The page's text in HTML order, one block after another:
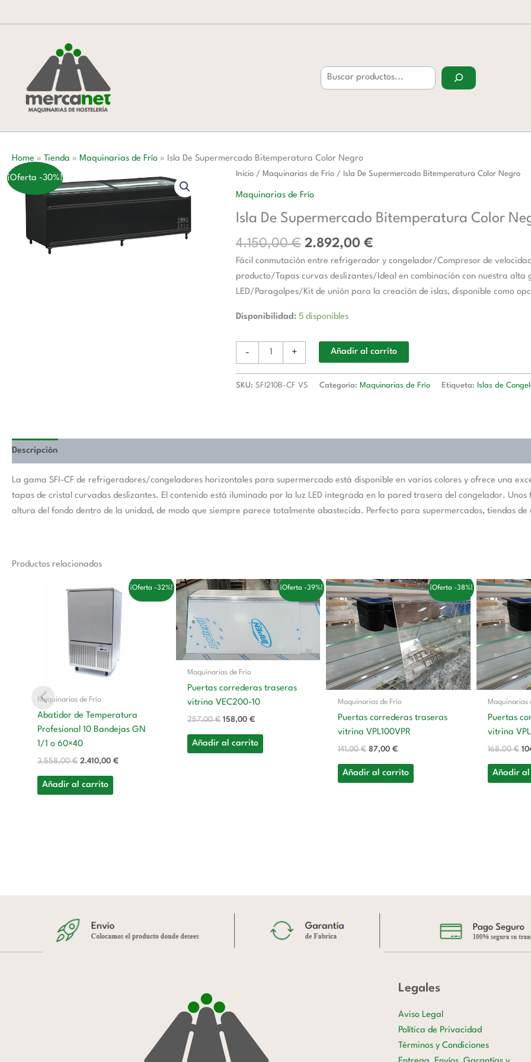
al
Home » Tienda » Maquinarias de Frío » Isla De Supermercado Bitemperatura Color Negro
¡Oferta -30%! Inicio / Maquinarias de Frío / Isla De Supermercado Bitemperatura Color Negro
Maquinarias de Frío
Isla De Supermercado Bitemperatura Color
4.150,00€
El
precio
era:
4.150,00 €.
2.892,00€
El
es:
Fácil conmutación entre refrigerador y congelador/Compresor de
producto/Tapas curvas deslizantes/Ideal en combinación con nuestra
LED/Paragolpes/Kit de unión para la creación de islas, disponible como
Disponibilidad: 5 disponibles
-
Isla
Bitemperatura
cantidad
+ Añadir al carrito
SKU:SFI210B-CF VS Categoría: Maquinarias de Frío Etiqueta: Islas de
Descripción
La gama SFI-CF de refrigeradores/congeladores horizontales para supermercado está disponible en varios colores y ofrece una
tapas de cristal curvadas deslizantes. El contenido está iluminado por la luz LED integrada en la pared trasera del congelador.
altura del fondo dentro de la unidad, de modo que siempre parece totalmente abastecida. Perfecto para supermercados, tiendas
Productos relacionados
¡Oferta -32%!
Maquinarias de Frío
Abatidor de Temperatura
Profesional 10 Bandejas GN
1/1 o 60×40
3.558,00€
precio
3.558,00 €.
2.410,00€
precio
Añadir al carrito
¡Oferta -39%!
Maquinarias de Frío
Puertas correderas traseras
vitrina VEC200-10
257,00€
El
precio
original
257,00 €.
158,00€
El
actual
158,00 €.
Añadir al carrito
¡Oferta -38%!
Maquinarias de Frío
Puertas correderas traseras
vitrina VPL100VPR
141,00€
El
precio
original
141,00 €.
87,00 €
El
precio
actual
es:
87,00 €.
Añadir al carrito
Maquinarias
Puertas
vitrina
168,00€
El
Añadir
Legales
Aviso Legal
Política de Privacidad
Términos y Condiciones